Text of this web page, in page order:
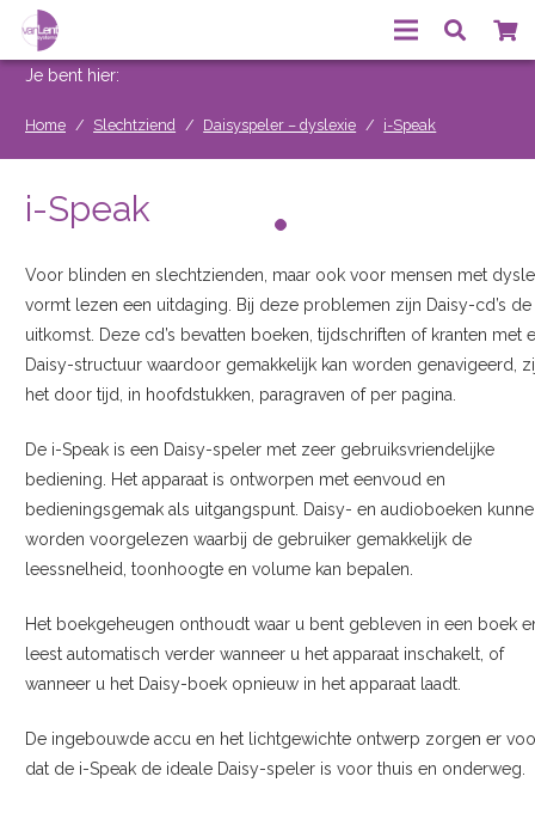
Je bent hier:
Home / Slechtziend / Daisyspeler – dyslexie / i-Speak
i-Speak
Voor blinden en slechtzienden, maar ook voor mensen met
vormt lezen een uitdaging. Bij deze problemen zijn Daisy-cd’s de
uitkomst. Deze cd’s bevatten boeken, tijdschriften of kranten met
Daisy-structuur waardoor gemakkelijk kan worden genavigeerd,
het door tijd, in hoofdstukken, paragraven of per pagina.
De i-Speak is een Daisy-speler met zeer gebruiksvriendelijke
bediening. Het apparaat is ontworpen met eenvoud en
bedieningsgemak als uitgangspunt. Daisy- en audioboeken
worden voorgelezen waarbij de gebruiker gemakkelijk de
leessnelheid, toonhoogte en volume kan bepalen.
Het boekgeheugen onthoudt waar u bent gebleven in een boek
leest automatisch verder wanneer u het apparaat inschakelt, of
wanneer u het Daisy-boek opnieuw in het apparaat laadt.
De ingebouwde accu en het lichtgewichte ontwerp zorgen er
dat de i-Speak de ideale Daisy-speler is voor thuis en onderweg.